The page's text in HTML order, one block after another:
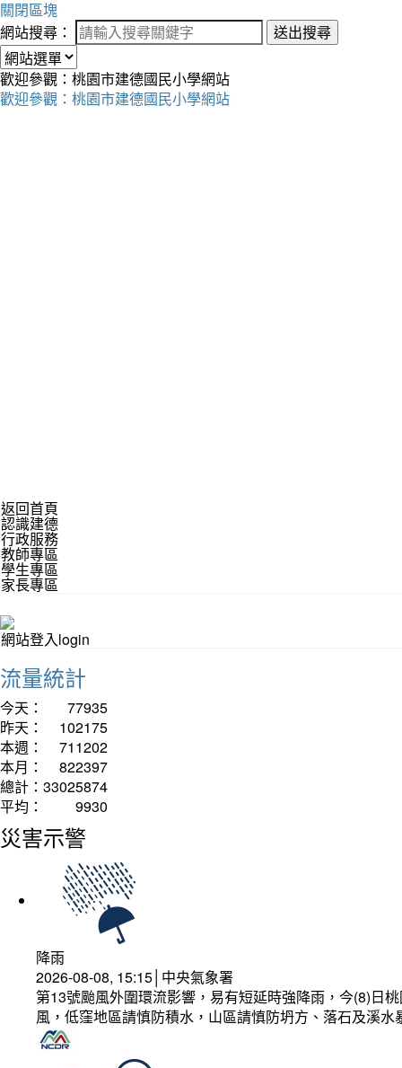
關閉區塊
網站搜尋：
送出搜尋
歡迎參觀：桃園市建德國民小學網站
歡迎參觀：桃園市建德國民小學網站
返回首頁
認識建德
行政服務
教師專區
學生專區
家長專區
網站登入login
流量統計
今天：
77935
昨天：
102175
本週：
711202
本月：
822397
總計： 33025874
平均：
9930
災害示警
降雨
2026-08-08, 15:15│中央氣象署
第13號颱風外圍環流影響，易有短延時強降雨，今(8)日
風，低窪地區請慎防積水，山區請慎防坍方、落石及溪